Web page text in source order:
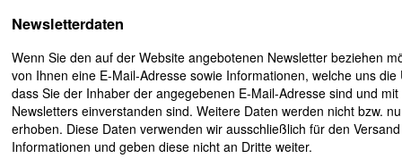
Newsletterdaten
Wenn Sie den auf der Website angebotenen Newsletter beziehen
von Ihnen eine E-Mail-Adresse sowie Informationen, welche uns
dass Sie der Inhaber der angegebenen E-Mail-Adresse sind und
Newsletters einverstanden sind. Weitere Daten werden nicht bzw.
erhoben. Diese Daten verwenden wir ausschließlich für den
Informationen und geben diese nicht an Dritte weiter.